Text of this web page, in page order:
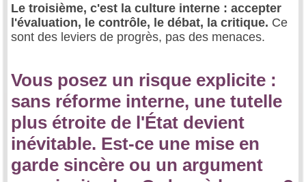
Le troisième, c'est la culture interne : accepter
l'évaluation, le contrôle, le débat, la critique. Ce
sont des leviers de progrès, pas des menaces.
Vous posez un risque explicite :
sans réforme interne, une tutelle
plus étroite de l'État devient
inévitable. Est-ce une mise en
garde sincère ou un argument